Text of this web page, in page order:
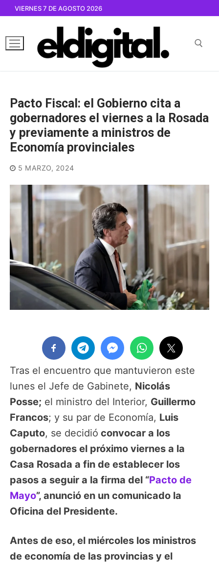
contenido
VIERNES 7 DE AGOSTO 2026
Pacto Fiscal: el Gobierno cita a
gobernadores el viernes a la Rosada
y previamente a ministros de
Economía provinciales
5 MARZO, 2024
Tras el encuentro que mantuvieron este
lunes el Jefe de Gabinete, Nicolás
Posse; el ministro del Interior, Guillermo
Francos; y su par de Economía, Luis
Caputo, se decidió convocar a los
gobernadores el próximo viernes a la
Casa Rosada a fin de establecer los
pasos a seguir a la firma del “Pacto de
Mayo”, anunció en un comunicado la
Oficina del Presidente.
Antes de eso, el miércoles los ministros
de economía de las provincias y el